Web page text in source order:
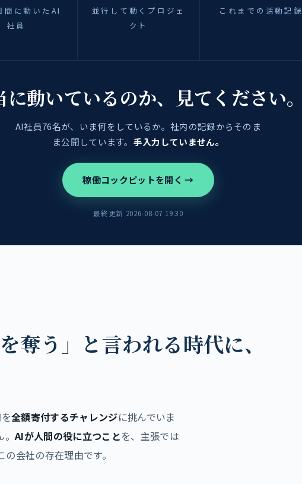
間に動いたAI
社員
並行して動くプロジェ
クト
これまでの活動記録
に動いているのか、見てください。
AI社員76名が、いま何をしているか。社内の記録からそのま
ま公開しています。 手入力していません。
稼働コックピットを開く →
最終更新 2026-08-07 19:30
奪う」と言われる時代に、
全額寄付するチャレンジに挑んでいま
。AIが人間の役に立つことを、主張では
会社の存在理由です。